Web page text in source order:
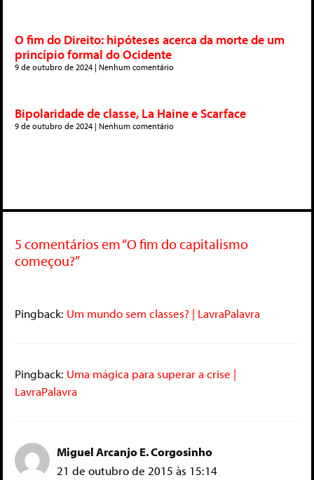
O fim do Direito: hipóteses acerca da morte de um
princípio formal do Ocidente
9 de outubro de 2024 Nenhum comentário
Bipolaridade de classe, La Haine e Scarface
9 de outubro de 2024 Nenhum comentário
5 comentários em “O fim do capitalismo
começou?”
Pingback: Um mundo sem classes? | LavraPalavra
Pingback: Uma mágica para superar a crise |
LavraPalavra
Miguel Arcanjo E. Corgosinho
21 de outubro de 2015 às 15:14